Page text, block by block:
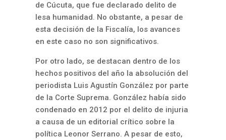
de Cúcuta, que fue declarado delito de
lesa humanidad. No obstante, a pesar de
esta decisión de la Fiscalía, los avances
en este caso no son significativos.
Por otro lado, se destacan dentro de los
hechos positivos del año la absolución del
periodista Luis Agustín González por parte
de la Corte Suprema. González había sido
condenado en 2012 por el delito de injuria
a causa de un editorial crítico sobre la
política Leonor Serrano. A pesar de esto,